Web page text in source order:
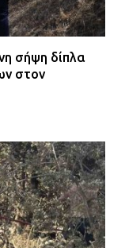
σήψη δίπλα
στον